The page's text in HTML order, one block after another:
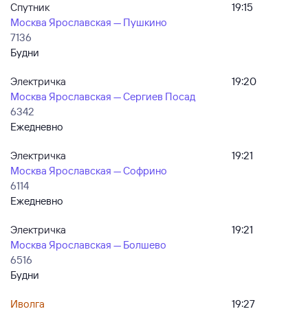
Спутник
Москва Ярославская — Пушкино
7136
Будни
19:15
Электричка
Москва Ярославская — Сергиев Посад
6342
Ежедневно
19:20
Электричка
Москва Ярославская — Софрино
6114
Ежедневно
19:21
Электричка
Москва Ярославская — Болшево
6516
Будни
19:21
Иволга
19:27